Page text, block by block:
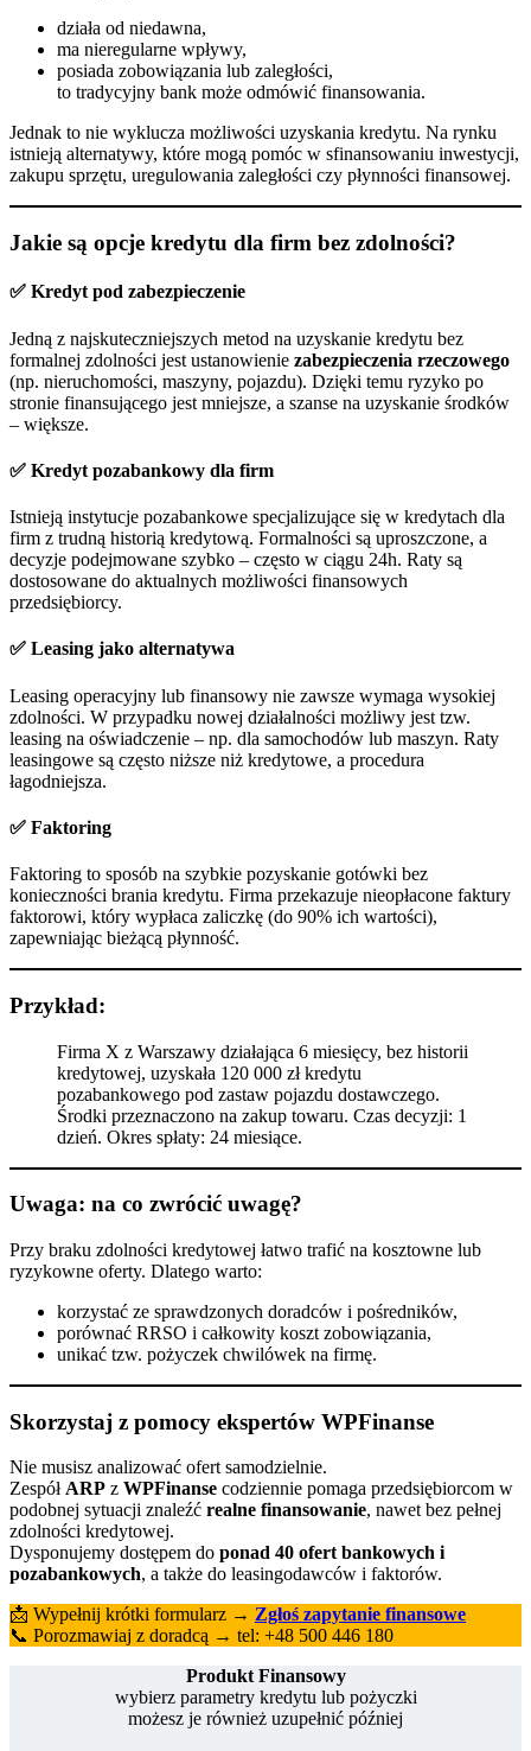
działa od niedawna,
ma nieregularne wpływy,
posiada zobowiązania lub zaległości,
to tradycyjny bank może odmówić finansowania.
Jednak to nie wyklucza możliwości uzyskania kredytu. Na rynku
istnieją alternatywy, które mogą pomóc w sfinansowaniu inwestycji,
zakupu sprzętu, uregulowania zaległości czy płynności finansowej.
Jakie są opcje kredytu dla firm bez zdolności?
✅ Kredyt pod zabezpieczenie
Jedną z najskuteczniejszych metod na uzyskanie kredytu bez
formalnej zdolności jest ustanowienie zabezpieczenia rzeczowego
(np. nieruchomości, maszyny, pojazdu). Dzięki temu ryzyko po
stronie finansującego jest mniejsze, a szanse na uzyskanie środków
– większe.
✅ Kredyt pozabankowy dla firm
Istnieją instytucje pozabankowe specjalizujące się w kredytach dla
firm z trudną historią kredytową. Formalności są uproszczone, a
decyzje podejmowane szybko – często w ciągu 24h. Raty są
dostosowane do aktualnych możliwości finansowych
przedsiębiorcy.
✅ Leasing jako alternatywa
Leasing operacyjny lub finansowy nie zawsze wymaga wysokiej
zdolności. W przypadku nowej działalności możliwy jest tzw.
leasing na oświadczenie – np. dla samochodów lub maszyn. Raty
leasingowe są często niższe niż kredytowe, a procedura
łagodniejsza.
✅ Faktoring
Faktoring to sposób na szybkie pozyskanie gotówki bez
konieczności brania kredytu. Firma przekazuje nieopłacone faktury
faktorowi, który wypłaca zaliczkę (do 90% ich wartości),
zapewniając bieżącą płynność.
Przykład:
Firma X z Warszawy działająca 6 miesięcy, bez historii
kredytowej, uzyskała 120 000 zł kredytu
pozabankowego pod zastaw pojazdu dostawczego.
Środki przeznaczono na zakup towaru. Czas decyzji: 1
dzień. Okres spłaty: 24 miesiące.
Uwaga: na co zwrócić uwagę?
Przy braku zdolności kredytowej łatwo trafić na kosztowne lub
ryzykowne oferty. Dlatego warto:
korzystać ze sprawdzonych doradców i pośredników,
porównać RRSO i całkowity koszt zobowiązania,
unikać tzw. pożyczek chwilówek na firmę.
Skorzystaj z pomocy ekspertów WPFinanse
Nie musisz analizować ofert samodzielnie.
ZespółARP z WPFinanse codziennie pomaga przedsiębiorcom w
podobnej sytuacji znaleźć realne finansowanie, nawet bez pełnej
zdolności kredytowej.
Dysponujemy dostępem do ponad 40 ofert bankowych i
pozabankowych, a także do leasingodawców i faktorów.
📩 Wypełnij krótki formularz → Zgłoś zapytanie finansowe
📞 Porozmawiaj z doradcą → tel: +48 500 446 180
Produkt Finansowy
wybierz parametry kredytu lub pożyczki
możesz je również uzupełnić później